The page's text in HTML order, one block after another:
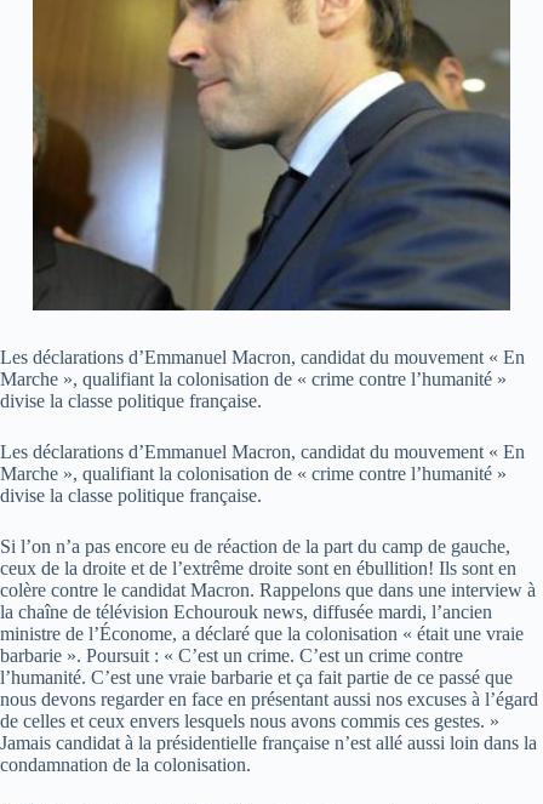
Les déclarations d’Emmanuel Macron, candidat du mouvement « En
Marche », qualifiant la colonisation de « crime contre l’humanité »
divise la classe politique française.
Les déclarations d’Emmanuel Macron, candidat du mouvement « En
Marche », qualifiant la colonisation de « crime contre l’humanité »
divise la classe politique française.
Si l’on n’a pas encore eu de réaction de la part du camp de gauche,
ceux de la droite et de l’extrême droite sont en ébullition! Ils sont en
colère contre le candidat Macron. Rappelons que dans une interview à
la chaîne de télévision Echourouk news, diffusée mardi, l’ancien
ministre de l’Économe, a déclaré que la colonisation « était une vraie
barbarie ». Poursuit : « C’est un crime. C’est un crime contre
l’humanité. C’est une vraie barbarie et ça fait partie de ce passé que
nous devons regarder en face en présentant aussi nos excuses à l’égard
de celles et ceux envers lesquels nous avons commis ces gestes. »
Jamais candidat à la présidentielle française n’est allé aussi loin dans la
condamnation de la colonisation.